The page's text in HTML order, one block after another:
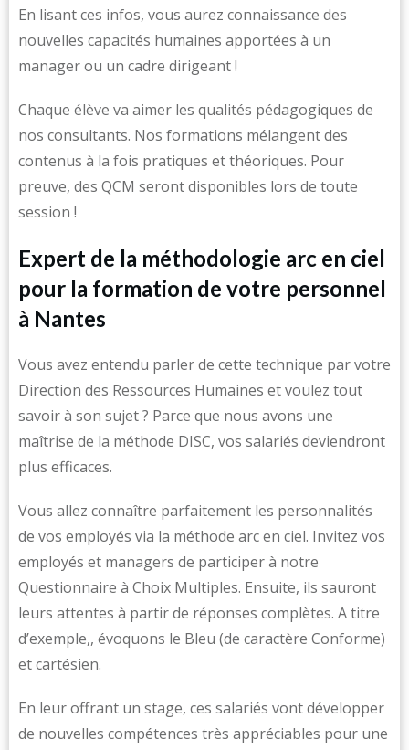
En lisant ces infos, vous aurez connaissance des
nouvelles capacités humaines apportées à un
manager ou un cadre dirigeant !
Chaque élève va aimer les qualités pédagogiques de
nos consultants. Nos formations mélangent des
contenus à la fois pratiques et théoriques. Pour
preuve, des QCM seront disponibles lors de toute
session !
Expert de la méthodologie arc en ciel
pour la formation de votre personnel
à Nantes
Vous avez entendu parler de cette technique par votre
Direction des Ressources Humaines et voulez tout
savoir à son sujet ? Parce que nous avons une
maîtrise de la méthode DISC, vos salariés deviendront
plus efficaces.
Vous allez connaître parfaitement les personnalités
de vos employés via la méthode arc en ciel. Invitez vos
employés et managers de participer à notre
Questionnaire à Choix Multiples. Ensuite, ils sauront
leurs attentes à partir de réponses complètes. A titre
d’exemple,, évoquons le Bleu (de caractère Conforme)
et cartésien.
En leur offrant un stage, ces salariés vont développer
de nouvelles compétences très appréciables pour une